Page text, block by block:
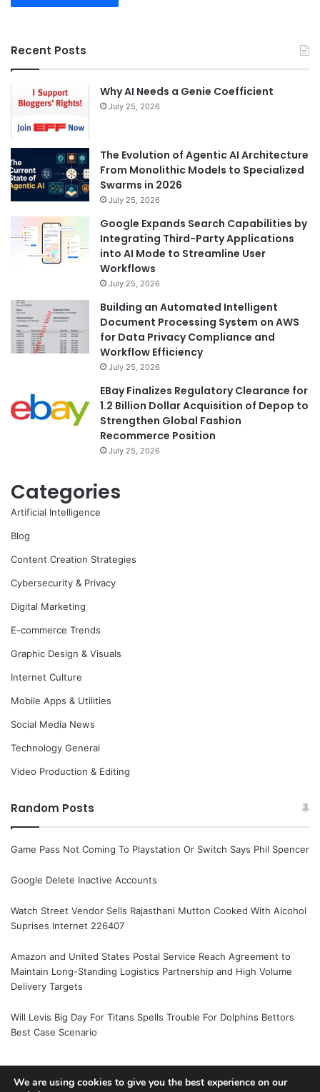
Recent Posts
Why AI Needs a Genie Coefficient
July 25, 2026
The Evolution of Agentic AI Architecture
From Monolithic Models to Specialized
Swarms in 2026
July 25, 2026
Google Expands Search Capabilities by
Integrating Third-Party Applications
into AI Mode to Streamline User
Workflows
July 25, 2026
Building an Automated Intelligent
Document Processing System on AWS
for Data Privacy Compliance and
Workflow Efficiency
July 25, 2026
EBay Finalizes Regulatory Clearance for
1.2 Billion Dollar Acquisition of Depop to
Strengthen Global Fashion
Recommerce Position
July 25, 2026
Categories
Artificial Intelligence
Blog
Content Creation Strategies
Cybersecurity & Privacy
Digital Marketing
E-commerce Trends
Graphic Design & Visuals
Internet Culture
Mobile Apps & Utilities
Social Media News
Technology General
Video Production & Editing
Random Posts
Game Pass Not Coming To Playstation Or Switch Says Phil Spencer
Google Delete Inactive Accounts
Watch Street Vendor Sells Rajasthani Mutton Cooked With Alcohol
Suprises Internet 226407
Amazon and United States Postal Service Reach Agreement to
Maintain Long-Standing Logistics Partnership and High Volume
Delivery Targets
Will Levis Big Day For Titans Spells Trouble For Dolphins Bettors
Best Case Scenario
We are using cookies to give you the best experience on our